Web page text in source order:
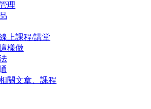
理
上課程/講堂
樣做
關文章、課程